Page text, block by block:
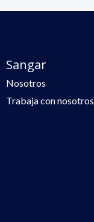
Sangar
Nosotros
Trabaja con nosotros